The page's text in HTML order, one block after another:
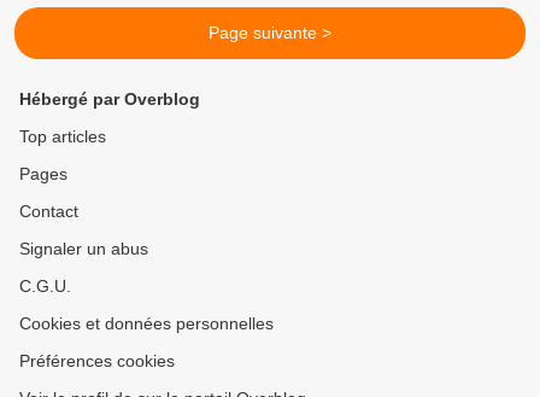
Page suivante >
Hébergé par Overblog
Top articles
Pages
Contact
Signaler un abus
C.G.U.
Cookies et données personnelles
Préférences cookies